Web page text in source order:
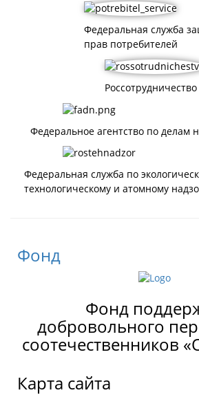
Федеральная служба
прав потребителей
Россотрудничество
Федеральное агентство по делам
Федеральная служба по
технологическому и атомному
Фонд
Фонд
добровольного
соотечественников
Карта сайта